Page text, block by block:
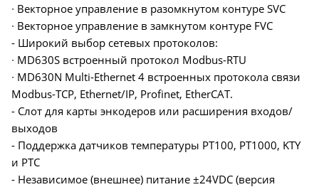
∙ Векторное управление в разомкнутом контуре SVC
∙ Векторное управление в замкнутом контуре FVC
- Широкий выбор сетевых протоколов:
∙ MD630S встроенный протокол Modbus-RTU
∙ MD630N Multi-Ethernet 4 встроенных протокола связи
Modbus-TCP, Ethernet/IP, Profinet, EtherCAT.
- Слот для карты энкодеров или расширения входов/
выходов
- Поддержка датчиков температуры PT100, PT1000, KTY
и PTC
- Независимое (внешнее) питание ±24VDC (версия